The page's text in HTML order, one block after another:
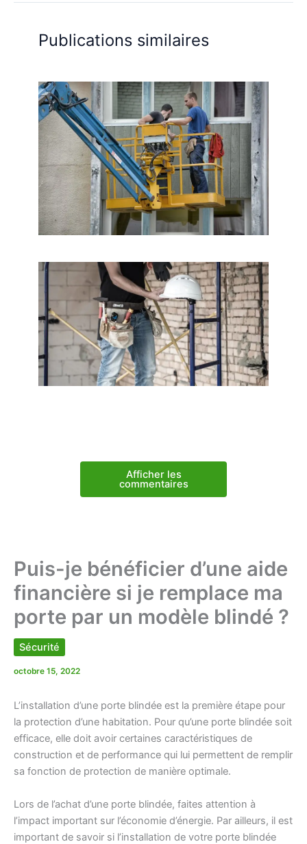
Publications similaires
Afficher les
commentaires
Puis-je bénéficier d’une aide
financière si je remplace ma
porte par un modèle blindé ?
Sécurité
octobre 15, 2022
L’installation d’une porte blindée est la première étape pour
la protection d’une habitation. Pour qu’une porte blindée soit
efficace, elle doit avoir certaines caractéristiques de
construction et de performance qui lui permettent de remplir
sa fonction de protection de manière optimale.
Lors de l’achat d’une porte blindée, faites attention à
l’impact important sur l’économie d’énergie. Par ailleurs, il est
important de savoir si l’installation de votre porte blindée